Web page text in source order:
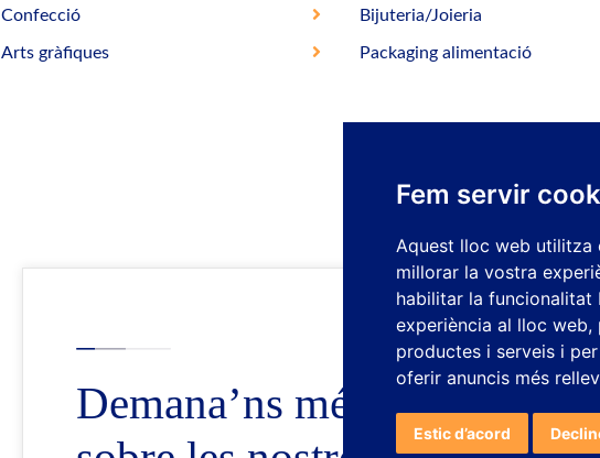
Fem servir
Aquest lloc web utilitza
millorar la vostra
habilitar la funcionalitat
experiència al lloc web,
productes i serveis i
oferir anuncis més
Estic d’acord
Confecció Bijuteria/Joieria
Arts gràfiques Packaging alimentació
Demana’ns més informació